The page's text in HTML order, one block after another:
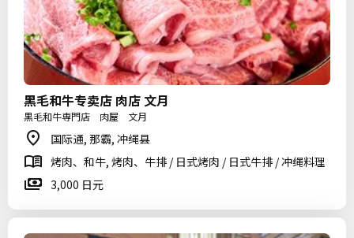
黑毛和牛专卖店 肉店 文月
黒毛和牛専門店 肉屋 文月
国际通, 那霸, 冲绳县
烤肉、和牛, 烤肉、牛排 / 日式烤肉 / 日式牛排 / 冲绳料理
3,000 日元